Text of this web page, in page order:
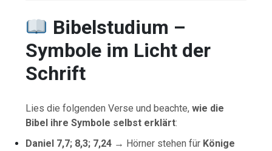
Bibelstudium –
Symbole im Licht der
Schrift
Lies die folgenden Verse und beachte,wie die
Bibel ihre Symbole selbst erklärt:
Daniel 7,7; 8,3; 7,24 → Hörner stehen für Könige